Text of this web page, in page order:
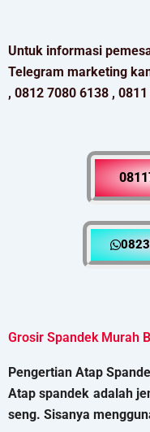
Untuk informasi
Telegram marketing
, 0812 7080 6138 ,
Grosir Spandek Murah
Pengertian Atap
Atap spandek adalah
seng. Sisanya